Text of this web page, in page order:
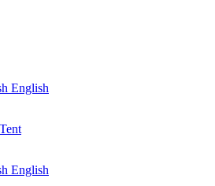
English
English